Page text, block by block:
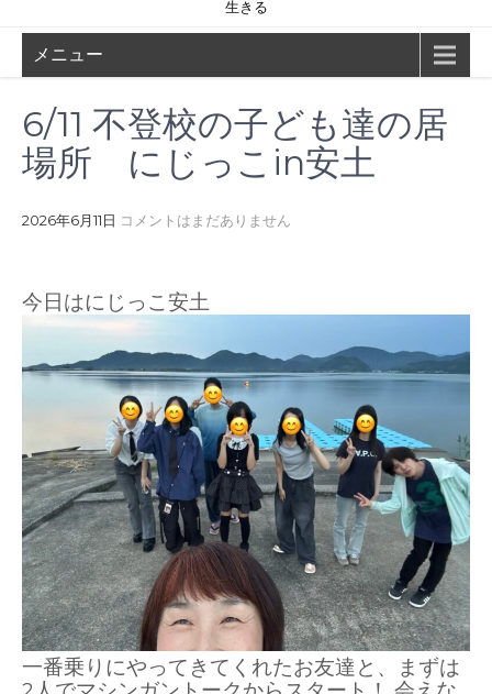
生きる
メニュー
6/11 不登校の子ども達の居
場所 にじっこin安土
2026年6月11日 コメントはまだありません
今日はにじっこ安土
一番乗りにやってきてくれたお友達と、
まずは